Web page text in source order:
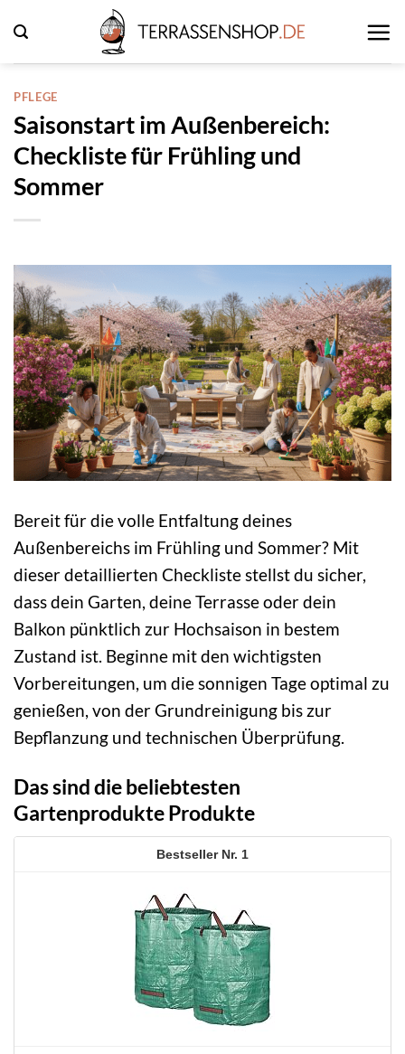
Inhalt
springen
PFLEGE
Saisonstart im Außenbereich:
Checkliste für Frühling und
Sommer
Bereit für die volle Entfaltung deines
Außenbereichs im Frühling und Sommer? Mit
dieser detaillierten Checkliste stellst du sicher,
dass dein Garten, deine Terrasse oder dein
Balkon pünktlich zur Hochsaison in bestem
Zustand ist. Beginne mit den wichtigsten
Vorbereitungen, um die sonnigen Tage optimal zu
genießen, von der Grundreinigung bis zur
Bepflanzung und technischen Überprüfung.
Das sind die beliebtesten
Gartenprodukte Produkte
1